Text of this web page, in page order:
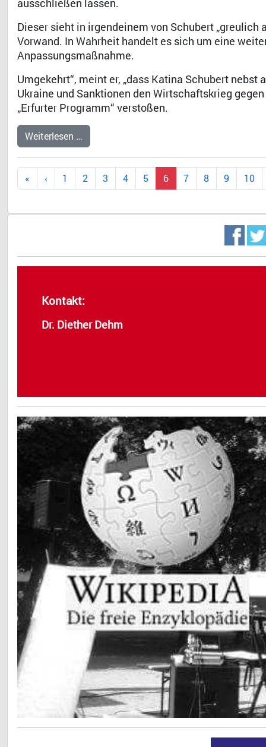
ausschließen lassen.
Dieser sieht in irgendeinem von Schubert
Vorwand. In Wahrheit handelt es sich um eine
Anpassungsmaßnahme.
Umgekehrt“, meint er, „dass Katina Schubert
Ukraine und Sanktionen den Wirtschaftskrieg
„Erfurter Programm“ verstoßen.
Weiterlesen …
1 2 3 4 5 6 7 8 9 10
Kontakt:
Dr. Diether Dehm